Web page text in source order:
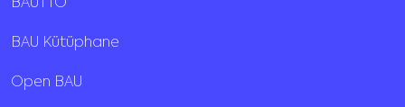
BAUTTO
BAU Kütüphane
Open BAU